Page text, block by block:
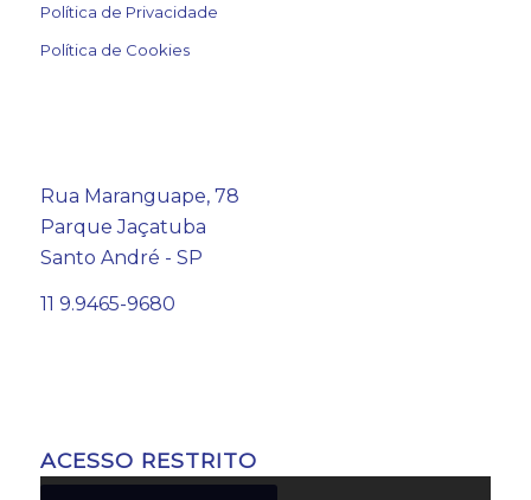
Política de Privacidade
Política de Cookies
Rua Maranguape, 78
Parque Jaçatuba
Santo André - SP
11 9.9465-9680
ACESSO RESTRITO